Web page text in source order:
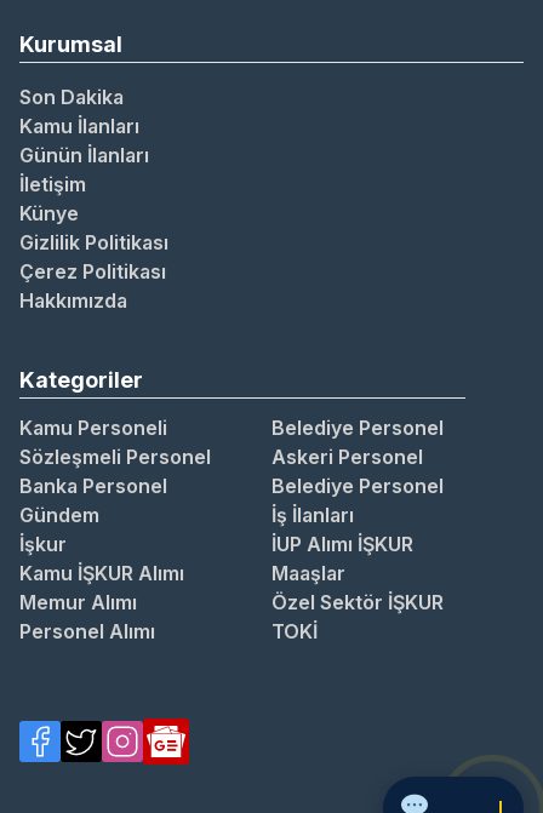
Kurumsal
Son Dakika
Kamu İlanları
Günün İlanları
İletişim
Künye
Gizlilik Politikası
Çerez Politikası
Hakkımızda
Kategoriler
Kamu Personeli
Belediye Personel
Sözleşmeli Personel
Askeri Personel
Banka Personel
Belediye Personel
Gündem
İş İlanları
İşkur
İUP Alımı İŞKUR
Kamu İŞKUR Alımı
Maaşlar
Memur Alımı
Özel Sektör İŞKUR
Personel Alımı
TOKİ